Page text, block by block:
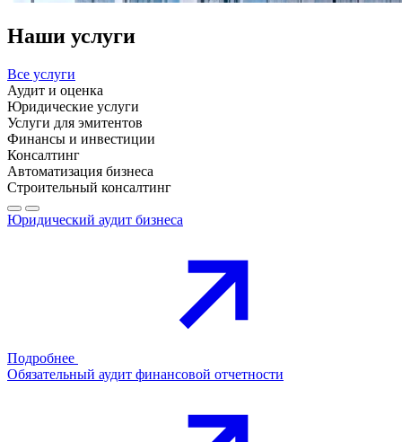
Наши услуги
Все услуги
Аудит и оценка
Юридические услуги
Услуги для эмитентов
Финансы и инвестиции
Консалтинг
Автоматизация бизнеса
Строительный консалтинг
Юридический аудит бизнеса
Подробнее
Обязательный аудит финансовой отчетности